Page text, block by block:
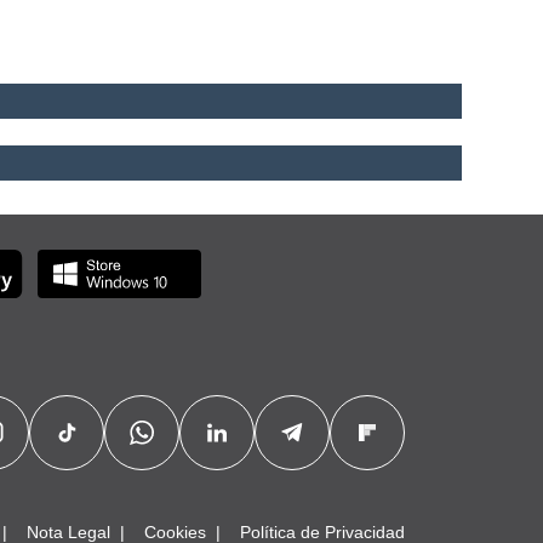
Nota Legal Cookies Política de Privacidad